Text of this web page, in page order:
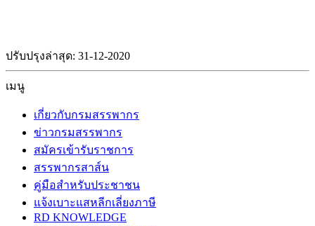
ปรับปรุงล่าสุด: 31-12-2020
เมนู
เกี่ยวกับกรมสรรพากร
ข่าวกรมสรรพากร
สมัครเข้ารับราชการ
สรรพากรสาส์น
คู่มือสำหรับประชาชน
แจ้งเบาะแสหลีกเลี่ยงภาษี
RD KNOWLEDGE